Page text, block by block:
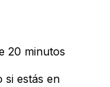
20 minutos
si estás en